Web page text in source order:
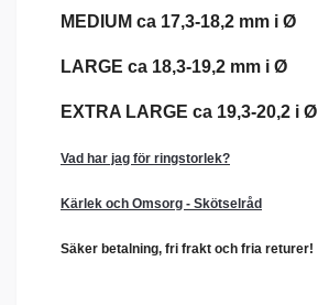
MEDIUM ca 17,3-18,2 mm i Ø
LARGE ca 18,3-19,2 mm i Ø
EXTRA LARGE ca 19,3-20,2 i Ø
Vad har jag för ringstorlek?
Kärlek och Omsorg - Skötselråd
Säker betalning, fri frakt och fria returer!